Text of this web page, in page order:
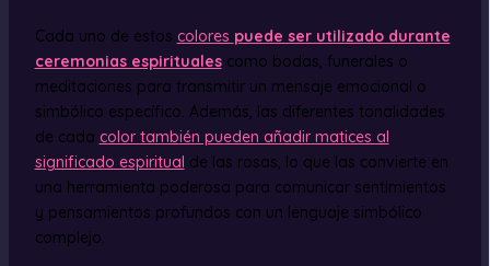
Cada uno de estos colores puede ser utilizado durante
ceremonias espiritualescomo bodas, funerales o
meditaciones para transmitir un mensaje emocional o
simbólico específico. Además, las diferentes tonalidades
de cada color también pueden añadir matices al
significado espiritual de las rosas, lo que las convierte en
una herramienta poderosa para comunicar sentimientos
y pensamientos profundos con un lenguaje simbólico
complejo.